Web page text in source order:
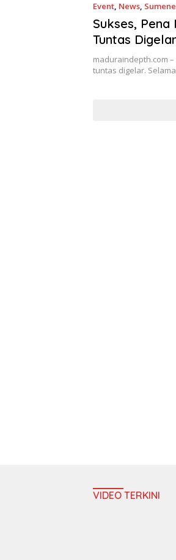
Event, News,
Sukses, Pena
Tuntas Digelar
maduraindepth.com
tuntas digelar.
VIDEO TERKINI